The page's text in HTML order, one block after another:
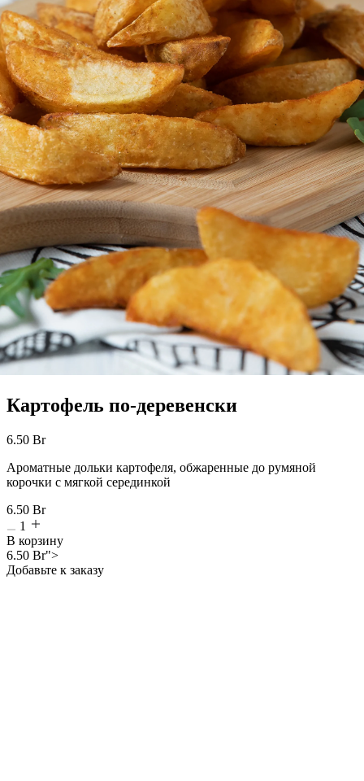
Картофель по-деревенски
6.50 Br
Ароматные дольки картофеля, обжаренные до румяной
корочки с мягкой серединкой
6.50 Br
1
В корзину
6.50 Br">
Добавьте к заказу